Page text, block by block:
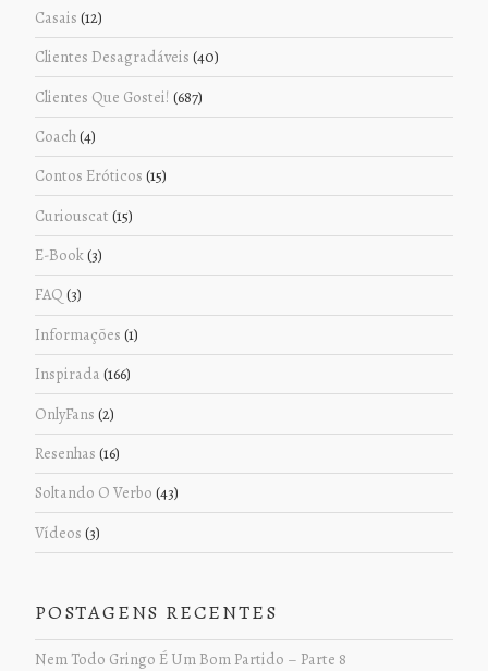
Casais (12)
Clientes Desagradáveis (40)
Clientes Que Gostei! (687)
Coach(4)
Contos Eróticos (15)
Curiouscat (15)
E-Book(3)
FAQ (3)
Informações (1)
Inspirada (166)
OnlyFans (2)
Resenhas (16)
Soltando O Verbo (43)
Vídeos (3)
POSTAGENS RECENTES
Nem Todo Gringo É Um Bom Partido – Parte 8